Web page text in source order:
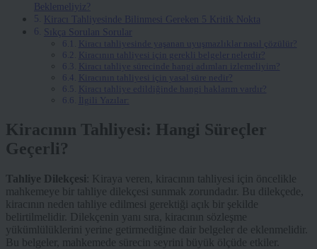
Beklemeliyiz?
Kiracı Tahliyesinde Bilinmesi Gereken 5 Kritik Nokta
Sıkça Sorulan Sorular
Kiracı tahliyesinde yaşanan uyuşmazlıklar nasıl çözülür?
Kiracının tahliyesi için gerekli belgeler nelerdir?
Kiracı tahliye sürecinde hangi adımları izlemeliyim?
Kiracının tahliyesi için yasal süre nedir?
Kiracı tahliye edildiğinde hangi haklarım vardır?
İlgili Yazılar:
Kiracının Tahliyesi: Hangi Süreçler
Geçerli?
Tahliye Dilekçesi : Kiraya veren, kiracının tahliyesi için öncelikle
mahkemeye bir tahliye dilekçesi sunmak zorundadır. Bu dilekçede,
kiracının neden tahliye edilmesi gerektiği açık bir şekilde
belirtilmelidir. Dilekçenin yanı sıra, kiracının sözleşme
yükümlülüklerini yerine getirmediğine dair belgeler de eklenmelidir.
Bu belgeler, mahkemede sürecin seyrini büyük ölçüde etkiler.